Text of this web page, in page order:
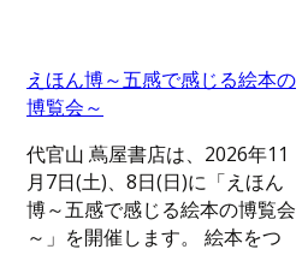
えほん博～五感で感じる絵本の
博覧会～
代官山 蔦屋書店は、2026年11
月7日(土)、8日(日)に「えほん
博～五感で感じる絵本の博覧会
～」を開催します。 絵本をつ